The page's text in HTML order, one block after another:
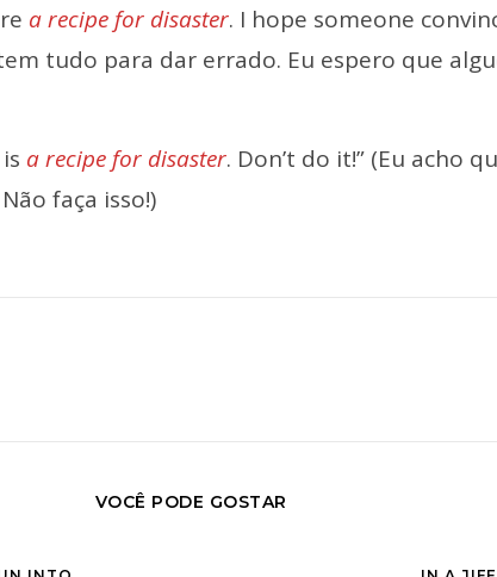
a recipe for disaster. I hope someone
tudo para dar errado. Eu espero que
a recipe for disaster. Don’t do it!” (Eu acho
faça isso!)
VOCÊ PODE GOSTAR